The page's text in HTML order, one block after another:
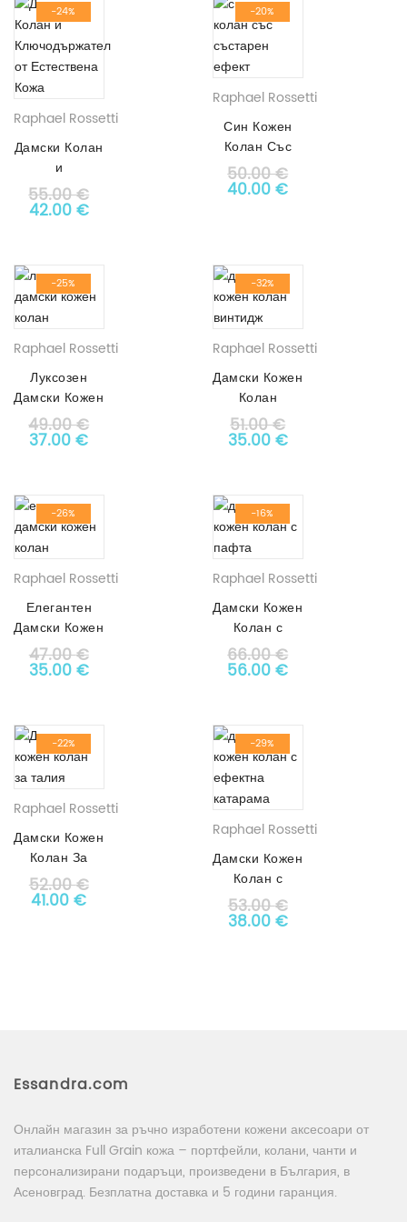
Ширина
Вашият имейл адрес няма да бъде публикуван.
Задължителните полета са отбелязани с*
Име
Вашият отзив
Адрес
Телефон
-24%
Raphael Rossetti
Дамски Колан
и
Ключодържател
от Естествена
55.00€
Original price was: 55.00 €.
42.00€Текущата цена е: 42.00 €.
-20%
Raphael Rossetti
Син Кожен
Колан Със
Състарен
Ефект АРТ#
50.00€
Original price was:
40.00€Текущата цена
-25%
Raphael Rossetti
Луксозен
Дамски Кожен
Колан АРТ#
8057
49.00€
Original price was: 49.00 €.
37.00€Текущата цена е: 37.00 €.
-32%
Raphael Rossetti
Дамски Кожен
Колан
Винтидж
АРТ# 5038
51.00€
Original price was:
35.00€Текущата цена
-26%
Raphael Rossetti
Елегантен
Дамски Кожен
Колан АРТ#
3189
47.00€
Original price was: 47.00 €.
35.00€Текущата цена е: 35.00 €.
-16%
Raphael Rossetti
Дамски Кожен
Колан с
Пафта АРТ#
1037
66.00€
Original price was:
56.00€Текущата цена
-22%
Raphael Rossetti
Дамски Кожен
Колан За
Талия АРТ#
9136
52.00€
Original price was: 52.00 €.
41.00€Текущата цена е: 41.00 €.
-29%
Raphael Rossetti
Дамски Кожен
Колан с
Ефектна
Катарама
53.00€
Original price was:
38.00€Текущата цена
Essandra.com
Онлайн магазин за ръчно изработени кожени аксесоари от
италианска Full Grain кожа – портфейли, колани, чанти и
персонализирани подаръци, произведени в България, в
Асеновград. Безплатна доставка и 5 години гаранция.